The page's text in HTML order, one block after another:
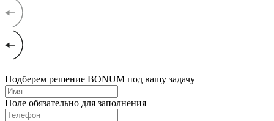
Подберем решение BONUM под вашу задачу
Поле обязательно для заполнения